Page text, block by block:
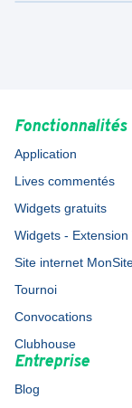
Fonctionnalités
Application
Lives commentés
Widgets gratuits
Widgets -
Site internet
Tournoi
Convocations
Clubhouse
Entreprise
Blog